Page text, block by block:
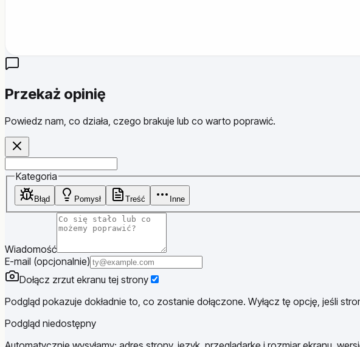
Przekaż opinię
Powiedz nam, co działa, czego brakuje lub co warto poprawić.
Website
Kategoria
Błąd Pomysł Treść Inne
Wiadomość
E-mail (opcjonalnie)
Dołącz zrzut ekranu tej strony
Podgląd pokazuje dokładnie to, co zostanie dołączone. Wyłącz tę opcję, jeśli
Podgląd niedostępny